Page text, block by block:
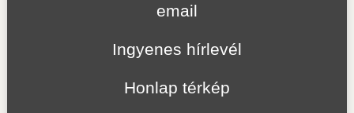
email
Ingyenes hírlevél
Honlap térkép